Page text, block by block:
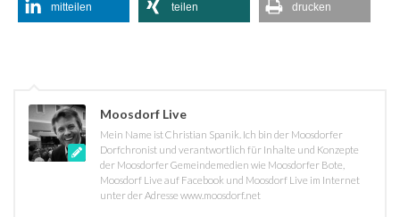
mitteilen teilen drucken
Moosdorf Live
Mein Name ist Christian Spanik. Ich bin der Moosdorfer
Dorfchronist und verantwortlich für Inhalte und Konzepte
der Moosdorfer Gemeindemedien wie Moosdorfer Bote,
Moosdorf Live auf Facebook und Moosdorf Live im Internet
unter der Adresse www.moosdorf.net